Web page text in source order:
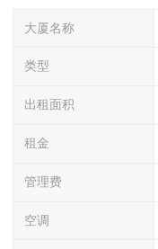
大厦名称
类型
出租面积
租金
管理费
空调